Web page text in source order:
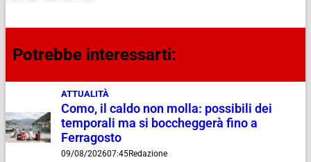
Potrebbe interessarti:
ATTUALITÀ
Como, il caldo non molla: possibili dei
temporali ma si boccheggerà fino a
Ferragosto
09/08/202607:45Redazione